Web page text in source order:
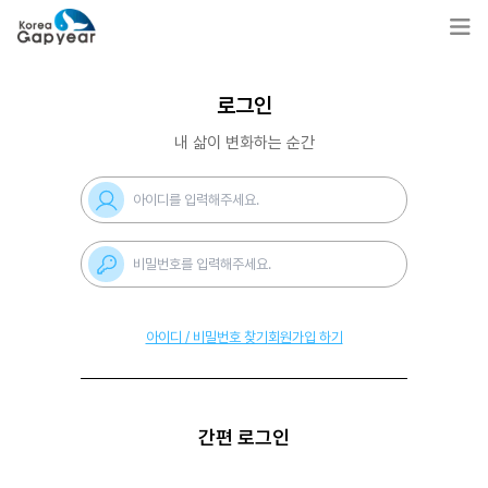
로그인
내 삶이 변화하는 순간
아이디 / 비밀번호 찾기 회원가입 하기
간편 로그인